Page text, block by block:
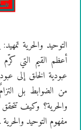
التوحيد والحرية
أعظم القيم التي كرّم
عبودية الخلق إلى
من الضوابط بل
والحرية؟ وكيف
مفهوم التوحيد